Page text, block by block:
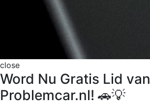
close
Word Nu Gratis Lid van
Problemcar.nl! 🚗💡